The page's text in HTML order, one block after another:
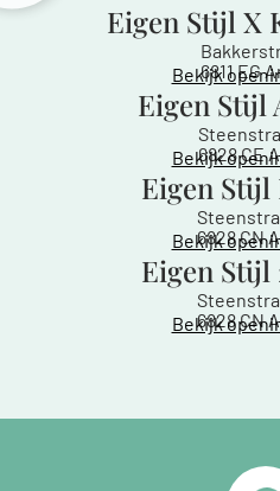
Eigen Stijl X
6811 EG
Bekijk
Eigen Stijl
6828 CE
Bekijk
Eigen Stijl
6828 CN
Bekijk
Eigen Stijl
6828 CN
Bekijk